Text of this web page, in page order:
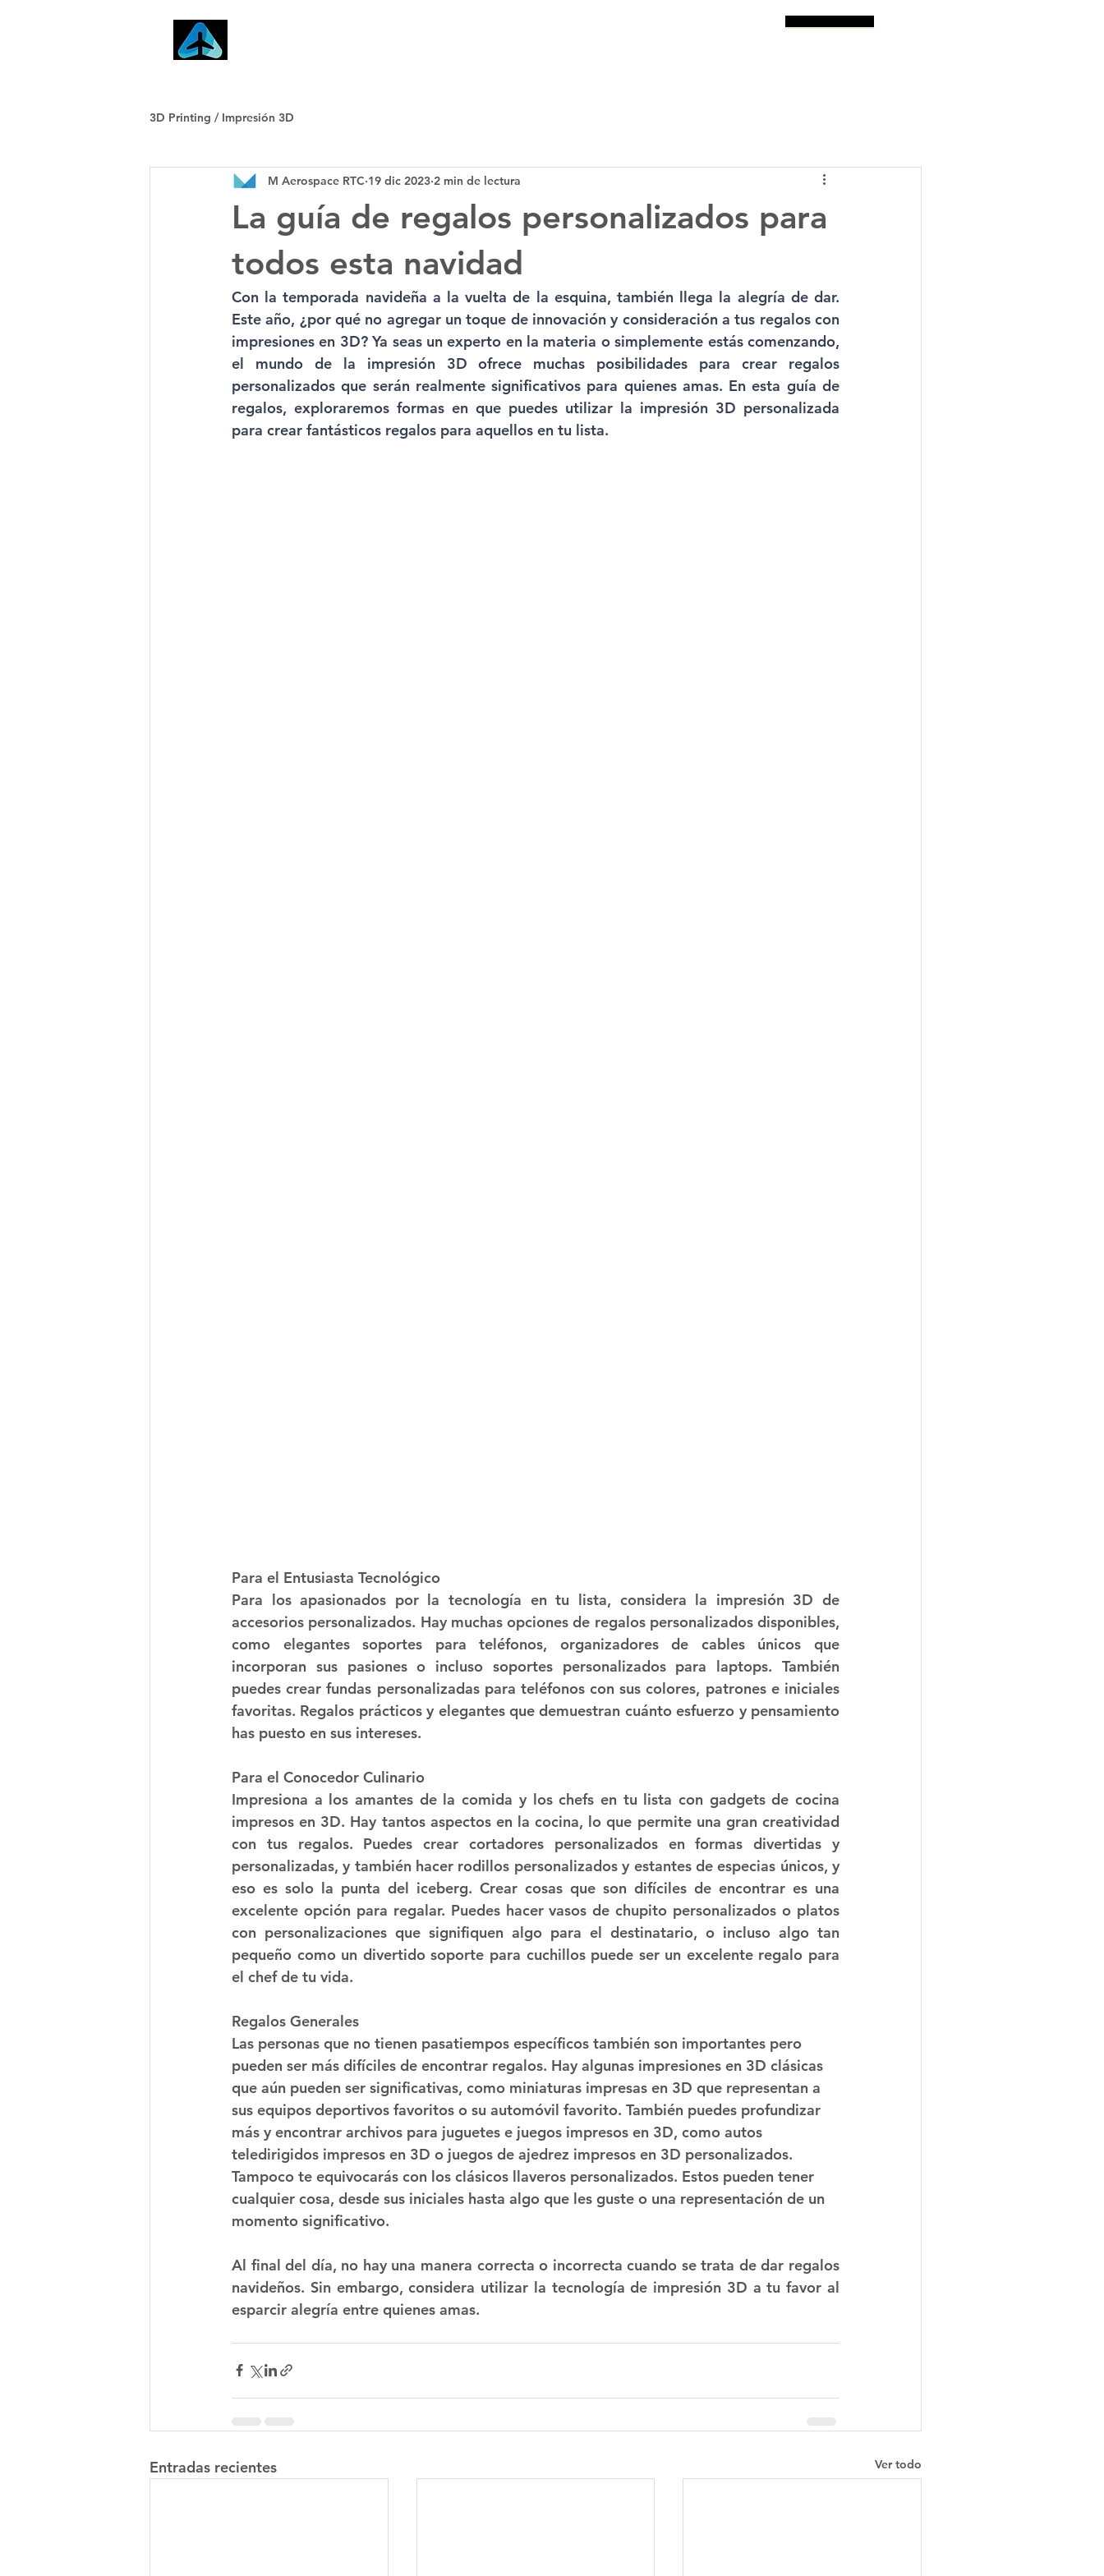
3D Printing / Impresión 3D
La guía de regalos personalizados para
todos esta navidad
M Aerospace RTC 19 dic 2023 2 min de lectura
Con la temporada navideña a la vuelta de la esquina, también llega la alegría de dar.
Este año, ¿por qué no agregar un toque de innovación y consideración a tus regalos con
impresiones en 3D? Ya seas un experto en la materia o simplemente estás comenzando,
el mundo de la impresión 3D ofrece muchas posibilidades para crear regalos
personalizados que serán realmente significativos para quienes amas. En esta guía de
regalos, exploraremos formas en que puedes utilizar la impresión 3D personalizada
para crear fantásticos regalos para aquellos en tu lista.
Para el Entusiasta Tecnológico
Para los apasionados por la tecnología en tu lista, considera la impresión 3D de
accesorios personalizados. Hay muchas opciones de regalos personalizados disponibles,
como elegantes soportes para teléfonos, organizadores de cables únicos que
incorporan sus pasiones o incluso soportes personalizados para laptops. También
puedes crear fundas personalizadas para teléfonos con sus colores, patrones e iniciales
favoritas. Regalos prácticos y elegantes que demuestran cuánto esfuerzo y pensamiento
has puesto en sus intereses.
Para el Conocedor Culinario
Impresiona a los amantes de la comida y los chefs en tu lista con gadgets de cocina
impresos en 3D. Hay tantos aspectos en la cocina, lo que permite una gran creatividad
con tus regalos. Puedes crear cortadores personalizados en formas divertidas y
personalizadas, y también hacer rodillos personalizados y estantes de especias únicos, y
eso es solo la punta del iceberg. Crear cosas que son difíciles de encontrar es una
excelente opción para regalar. Puedes hacer vasos de chupito personalizados o platos
con personalizaciones que signifiquen algo para el destinatario, o incluso algo tan
pequeño como un divertido soporte para cuchillos puede ser un excelente regalo para
el chef de tu vida.
Regalos Generales
Las personas que no tienen pasatiempos específicos también son importantes pero
pueden ser más difíciles de encontrar regalos. Hay algunas impresiones en 3D clásicas
que aún pueden ser significativas, como miniaturas impresas en 3D que representan a
sus equipos deportivos favoritos o su automóvil favorito. También puedes profundizar
más y encontrar archivos para juguetes e juegos impresos en 3D, como autos
teledirigidos impresos en 3D o juegos de ajedrez impresos en 3D personalizados.
Tampoco te equivocarás con los clásicos llaveros personalizados. Estos pueden tener
cualquier cosa, desde sus iniciales hasta algo que les guste o una representación de un
momento significativo.
Al final del día, no hay una manera correcta o incorrecta cuando se trata de dar regalos
navideños. Sin embargo, considera utilizar la tecnología de impresión 3D a tu favor al
esparcir alegría entre quienes amas.
Entradas recientes Ver todo